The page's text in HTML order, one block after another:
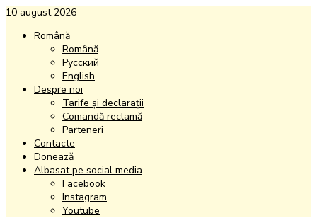
10 august 2026
Română
Română
Русский
English
Despre noi
Tarife și declarații
Comandă reclamă
Parteneri
Contacte
Donează
Albasat pe social media
Facebook
Instagram
Youtube